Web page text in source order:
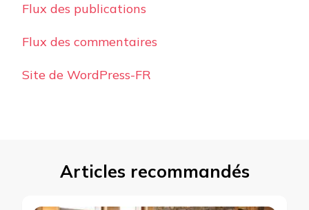
Flux des publications
Flux des commentaires
Site de WordPress-FR
Articles recommandés